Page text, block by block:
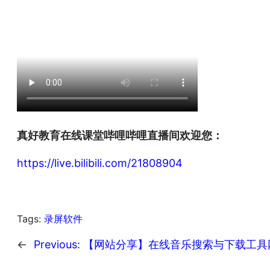
真好教育在线课堂哔哩哔哩直播间欢迎您：
https://live.bilibili.com/21808904
Tags: 录屏软件
← Previous: 【网站分享】在线音乐搜索与下载工